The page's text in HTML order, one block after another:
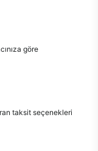
göre
taksit seçenekleri